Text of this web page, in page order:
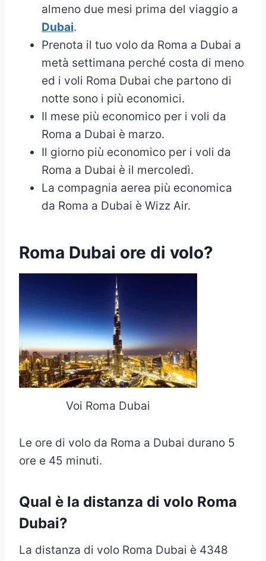
almeno due mesi prima del viaggio a
Dubai.
Prenota il tuo volo da Roma a Dubai a
metà settimana perché costa di meno
ed i voli Roma Dubai che partono di
notte sono i più economici.
Il mese più economico per i voli da
Roma a Dubai è marzo.
Il giorno più economico per i voli da
Roma a Dubai è il mercoledì.
La compagnia aerea più economica
da Roma a Dubai è Wizz Air.
Roma Dubai ore di volo?
Voi Roma Dubai
Le ore di volo da Roma a Dubai durano 5
ore e 45 minuti.
Qual è la distanza di volo Roma
Dubai?
La distanza di volo Roma Dubai è 4348